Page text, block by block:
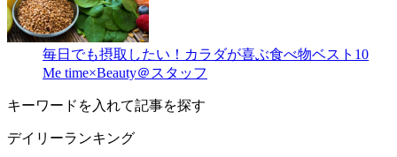
毎日でも摂取したい！カラダが喜ぶ食べ物ベスト10
Me time×Beauty＠スタッフ
キーワードを入れて記事を探す
デイリーランキング